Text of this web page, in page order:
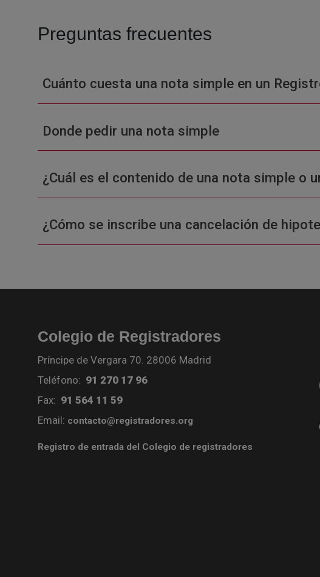
Preguntas frecuentes
Cuánto cuesta una nota simple en un
Donde pedir una nota simple
¿Cuál es el contenido de una nota simple o
¿Cómo se inscribe una cancelación de
Colegio de Registradores
Príncipe de Vergara 70. 28006 Madrid
Teléfono: 91 270 17 96
Fax: 91 564 11 59
Email: contacto@registradores.org
Registro de entrada del Colegio de registradores